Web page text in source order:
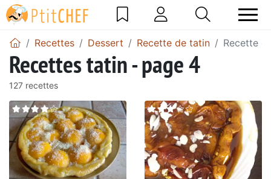
Recettes Dessert Recette de tatin Recette
Recettes tatin - page 4
127 recettes